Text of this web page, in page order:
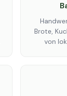
Brote,
von